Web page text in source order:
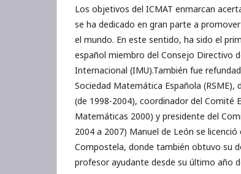
Los objetivos del ICMAT enmarcan
se ha dedicado en gran parte a
el mundo. En este sentido, ha sido el
español miembro del Consejo Directivo
Internacional (IMU).También fue
Sociedad Matemática Española (RSME),
(de 1998-2004), coordinador del Comité
Matemáticas 2000) y presidente del
2004 a 2007) Manuel de León se
Compostela, donde también obtuvo su
profesor ayudante desde su último año